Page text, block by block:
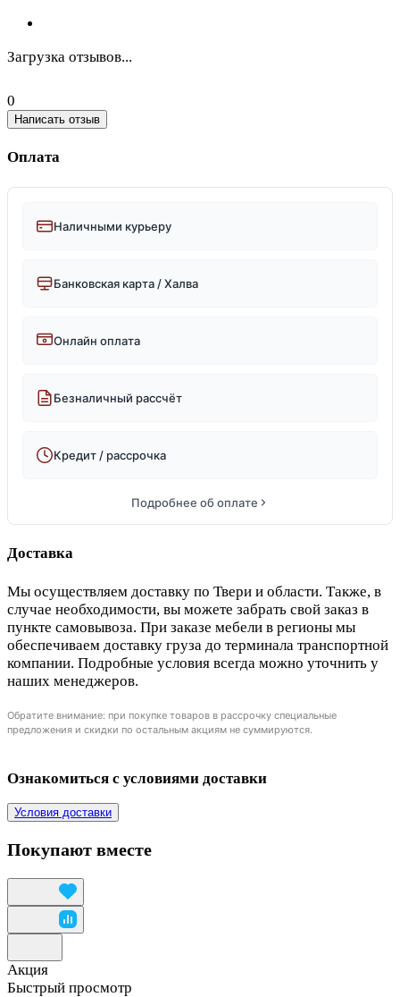
Загрузка отзывов...
0
Написать отзыв
Оплата
Наличными курьеру
Банковская карта / Халва
Онлайн оплата
Безналичный рассчёт
Кредит / рассрочка
Подробнее об оплате
Доставка
Мы осуществляем доставку по Твери и области. Также, в
случае необходимости, вы можете забрать свой заказ в
пункте самовывоза. При заказе мебели в регионы мы
обеспечиваем доставку груза до терминала транспортной
компании. Подробные условия всегда можно уточнить у
наших менеджеров.
Обратите внимание: при покупке товаров в рассрочку специальные
предложения и скидки по остальным акциям не суммируются.
Ознакомиться с условиями доставки
Условия доставки
Покупают вместе
Акция
Быстрый просмотр